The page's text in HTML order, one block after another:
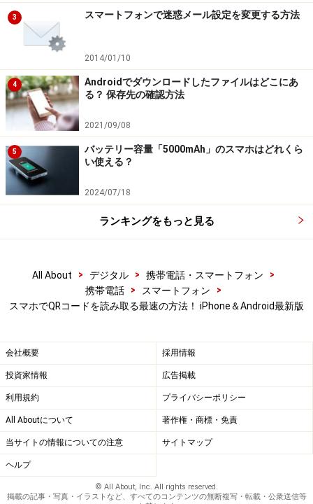
便利です。
AndroidでQRコードを最速で読む方法
（Google レンズを使う）
Androidには、高機能はQRコード読み取りアプリとして
「Google レンズ」があります。Google レンズはQRコー
ドだけでなく、商品に付いているバーコードなどの読み
取りも可能。検索ボタンをタップすることでWebページ
にアクセスでき、オンラインで購入ができます。また、
まな用途で便利に活用できます。
「Googleレンズ」
QRコードは店頭や雑誌など、広く活用されています。標
おくと便利に利用ができます。
※記事内容は執筆時点のものです。最新の内容をご確認くださ
い。
※機種やOSのバージョンによって画面表示、操作方法が異なる可
能性があります。
3 スマートフォンで迷惑メール設定を変更する方法
2014/01/10
4
Androidでダウンロードしたファイルはどこにあ
る？ 保存先の確認方法
2021/09/08
5
バッテリー容量「5000mAh」のスマホはどれくら
い使える？
2024/07/18
ランキングをもっと見る
All About > デジタル > 携帯電話・スマートフォン
>
携帯電話
> スマートフォン
>
スマホでQRコードを読み取る最速の方法！ iPhone＆Android最新版
会社概要 採用情報
投資家情報 広告掲載
利用規約 プライバシーポリシー
All Aboutについて 著作権・商標・免責
当サイトの情報についての注意 サイトマップ
ヘルプ
© All About, Inc. All rights reserved.
掲載の記事・写真・イラストなど、すべてのコンテンツの無断複写・転載・公衆送信等